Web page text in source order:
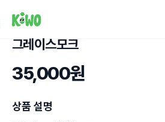
그레이스모크
35,000원
상품 설명